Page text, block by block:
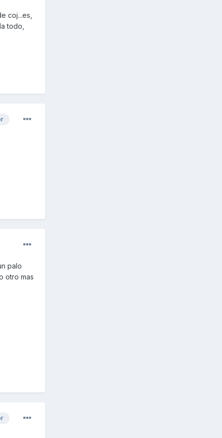
coj...es,
todo,
palo
otro mas